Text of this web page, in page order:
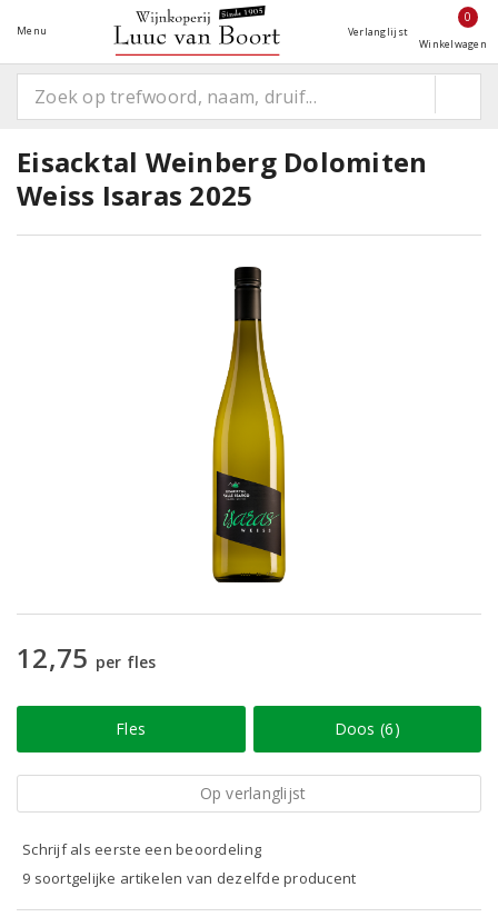
Menu Verlanglijst
0
Winkelwagen
Eisacktal Weinberg Dolomiten
Weiss Isaras 2025
12,75 per fles
Fles Doos (6)
Op verlanglijst
Schrijf als eerste een beoordeling
9 soortgelijke artikelen van dezelfde producent